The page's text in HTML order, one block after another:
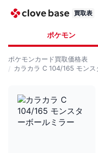
買取表
ポケモン
ポケモンカード買取価格表
カラカラ C 104/165 モンス